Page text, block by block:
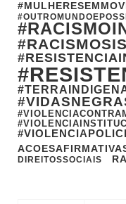
DIREITOSSOCIAIS